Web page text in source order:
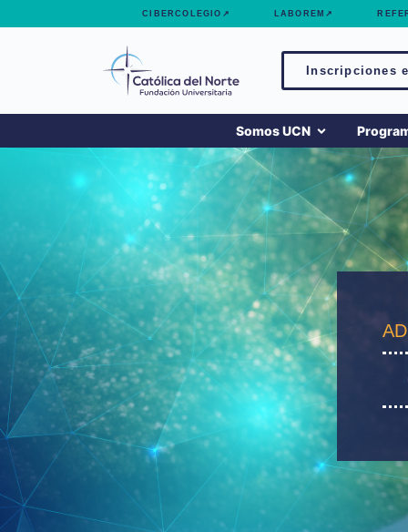
CIBERCOLEGIO↗ LABOREM↗
Inscripciones
Somos UCN